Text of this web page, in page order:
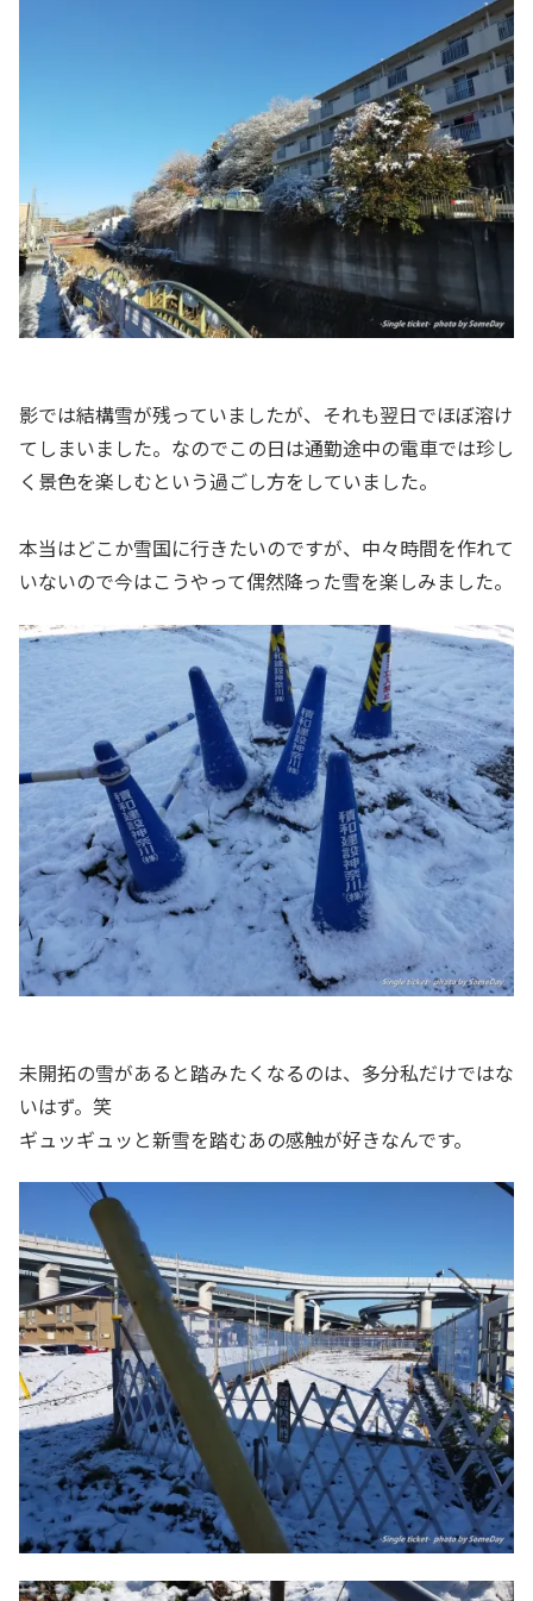
影では結構雪が残っていましたが、それも翌日でほぼ溶け
てしまいました。なのでこの日は通勤途中の電車では珍し
く景色を楽しむという過ごし方をしていました。
本当はどこか雪国に行きたいのですが、中々時間を作れて
いないので今はこうやって偶然降った雪を楽しみました。
未開拓の雪があると踏みたくなるのは、多分私だけではな
いはず。笑
ギュッギュッと新雪を踏むあの感触が好きなんです。